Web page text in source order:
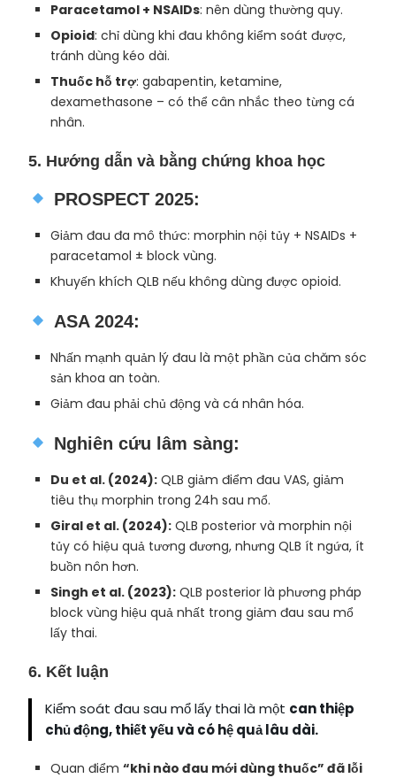
Paracetamol + NSAIDs: nên dùng thường quy.
Opioid: chỉ dùng khi đau không kiểm soát được,
tránh dùng kéo dài.
Thuốc hỗ trợ: gabapentin, ketamine,
dexamethasone – có thể cân nhắc theo từng cá
nhân.
5. Hướng dẫn và bằng chứng khoa học
PROSPECT 2025:
Giảm đau đa mô thức: morphin nội tủy + NSAIDs +
paracetamol ± block vùng.
Khuyến khích QLB nếu không dùng được opioid.
ASA 2024:
Nhấn mạnh quản lý đau là một phần của chăm sóc
sản khoa an toàn.
Giảm đau phải chủ động và cá nhân hóa.
Nghiên cứu lâm sàng:
Du et al. (2024): QLB giảm điểm đau VAS, giảm
tiêu thụ morphin trong 24h sau mổ.
Giral et al. (2024): QLB posterior và morphin nội
tủy có hiệu quả tương đương, nhưng QLB ít ngứa, ít
buồn nôn hơn.
Singh et al. (2023): QLB posterior là phương pháp
block vùng hiệu quả nhất trong giảm đau sau mổ
lấy thai.
6. Kết luận
Kiểm soát đau sau mổ lấy thai là một can thiệp
chủ động, thiết yếu và có hệ quả lâu dài.
Quan điểm “khi nào đau mới dùng thuốc” đã lỗi